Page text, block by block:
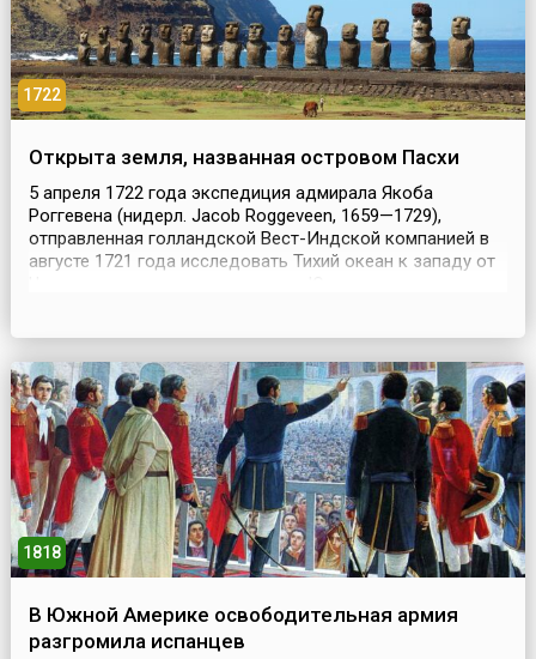
1722
Открыта земля, названная островом Пасхи
5 апреля 1722 года экспедиция адмирала Якоба
Роггевена (нидерл. Jacob Roggeveen, 1659—1729),
отправленная голландской Вест-Индской компанией в
августе 1721 года исследовать Тихий океан к западу от
обошли Южну...
1818
В Южной Америке освободительная армия
разгромила испанцев